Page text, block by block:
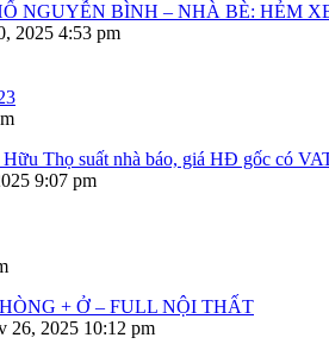
NGUYỄN BÌNH – NHÀ BÈ: HẺM
2025 4:53 pm
Hữu Thọ suất nhà báo, giá HĐ gốc có
9:07 pm
+ Ở – FULL NỘI THẤT
26, 2025 10:12 pm